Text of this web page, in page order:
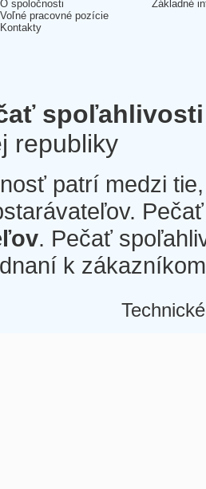
O spoločnosti
Voľné pracovné pozície
Kontakty
Základné
spoľahlivosti
republiky
patrí medzi
. Pečať
k